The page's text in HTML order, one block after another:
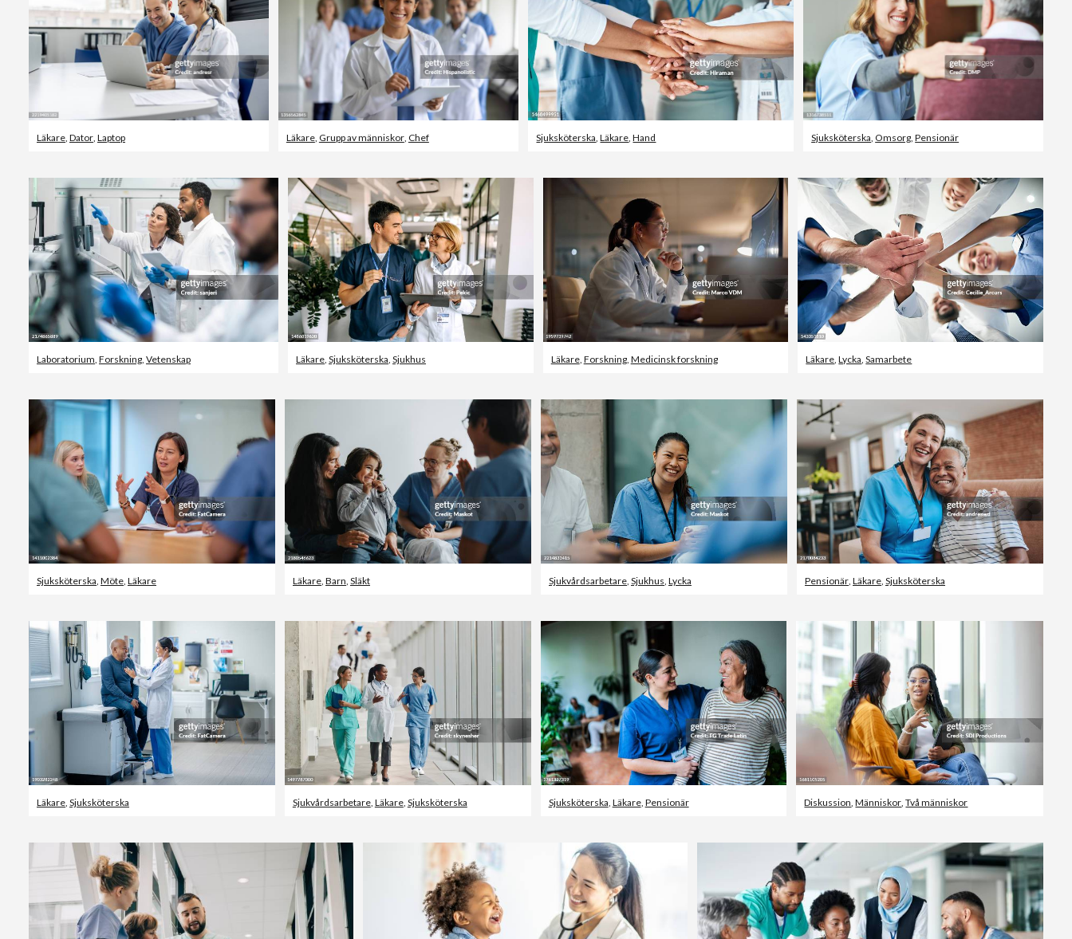
Läkare, Dator, Laptop Läkare, Grupp av människor, Chef Sjuksköterska,Läkare,Hand Sjuksköterska, Omsorg,Pensionär
Laboratorium, Forskning, Vetenskap Läkare,Sjuksköterska,Sjukhus Läkare, Forskning, Medicinsk forskning Läkare,Lycka,Samarbete
Sjuksköterska, Möte, Läkare Läkare, Barn, Släkt Sjukvårdsarbetare, Sjukhus, Lycka Pensionär, Läkare, Sjuksköterska
Läkare, Sjuksköterska Sjukvårdsarbetare, Läkare, Sjuksköterska Sjuksköterska, Läkare, Pensionär Diskussion,Människor,Två människor